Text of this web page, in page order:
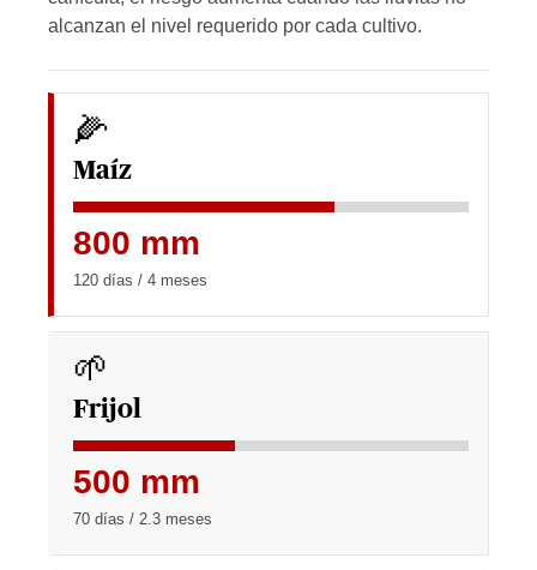
alcanzan el nivel requerido por cada cultivo.
🌽
Maíz
800 mm
120 días / 4 meses
🌱
Frijol
500 mm
70 días / 2.3 meses